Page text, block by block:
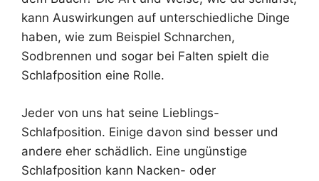
kann Auswirkungen auf unterschiedliche Dinge
haben, wie zum Beispiel Schnarchen,
Sodbrennen und sogar bei Falten spielt die
Schlafposition eine Rolle.
Jeder von uns hat seine Lieblings-
Schlafposition. Einige davon sind besser und
andere eher schädlich. Eine ungünstige
Schlafposition kann Nacken- oder